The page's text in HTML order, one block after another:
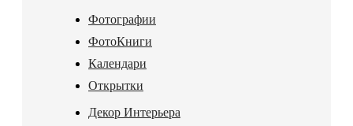
Фотографии
ФотоКниги
Календари
Открытки
Декор Интерьера